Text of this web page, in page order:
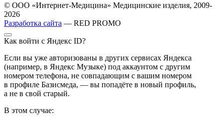
© ООО «Интернет-Медицина» Медицинские изделия, 2009-
2026
Разработка сайта — RED PROMO
Как войти с Яндекс ID?
Если вы уже авторизованы в других сервисах Яндекса
(например, в Яндекс Музыке) под аккаунтом с другим
номером телефона, не совпадающим с вашим номером
в профиле Базисмеда, — вы попадёте в новый профиль,
а не в свой старый.
В этом случае: